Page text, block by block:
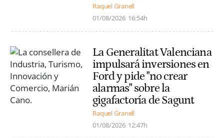
Raquel Granell
01/08/2026 16:54h
La Generalitat Valenciana
impulsará inversiones en
Ford y pide "no crear
alarmas" sobre la
gigafactoría de Sagunt
Raquel Granell
01/08/2026 12:47h